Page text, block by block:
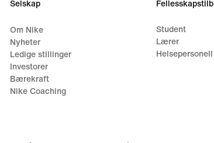
Selskap
Om Nike
Nyheter
Ledige stillinger
Investorer
Bærekraft
Nike Coaching
Student
Lærer
Helsepersonell